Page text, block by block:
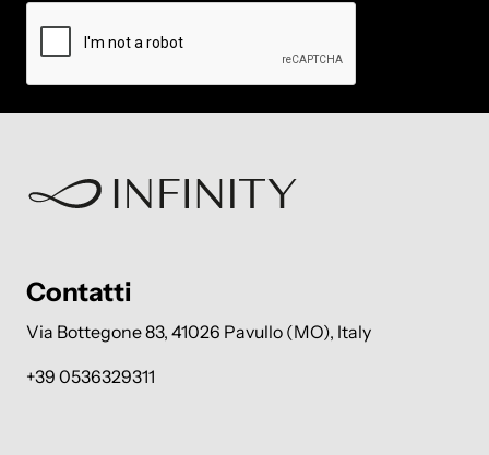
Contatti
Via Bottegone 83, 41026 Pavullo (MO), Italy
+39 0536329311